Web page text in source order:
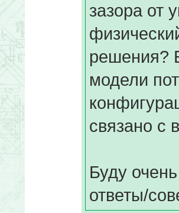
зазора от
решения?
модели
связано с
Буду
ответы/